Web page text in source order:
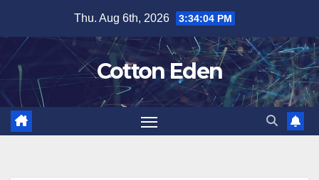
content
Thu. Aug 6th, 2026 3:34:05 PM
Cotton Eden